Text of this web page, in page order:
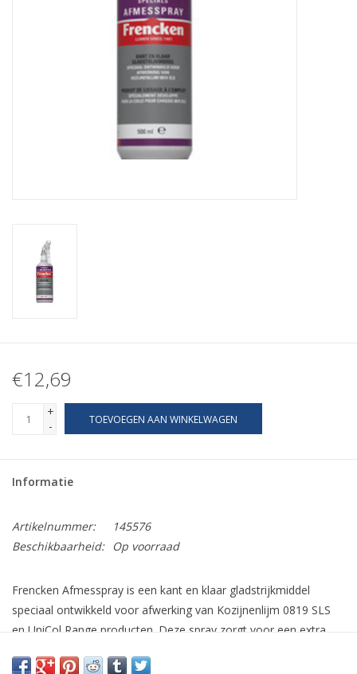
€12,69
+
-
TOEVOEGEN AAN WINKELWAGEN
Informatie
Artikelnummer:
145576
Beschikbaarheid:
Op voorraad
Frencken Afmesspray is een kant en klaar gladstrijkmiddel
speciaal ontwikkeld voor afwerking van Kozijnenlijm 0819 SLS
en UniCol Range producten. Deze spray zorgt voor een extra
schoonhouden van gereedschap. Daarnaast kan deze spray